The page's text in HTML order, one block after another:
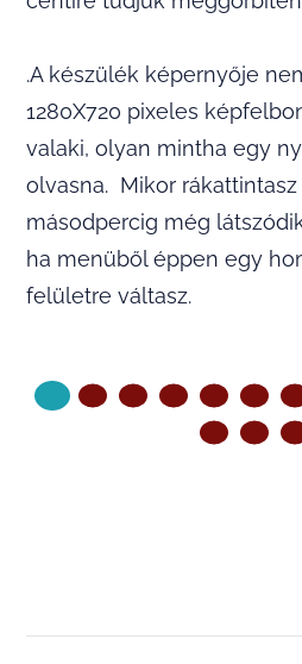
.A készülék képernyője
1280X720 pixeles
valaki, olyan mintha egy
olvasna. Mikor
másodpercig még
ha menüből éppen egy
felületre váltasz.